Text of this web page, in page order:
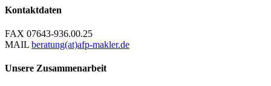
Kontaktdaten
FAX 07643-936.00.25
MAIL beratung(at)afp-makler.de
Unsere Zusammenarbeit